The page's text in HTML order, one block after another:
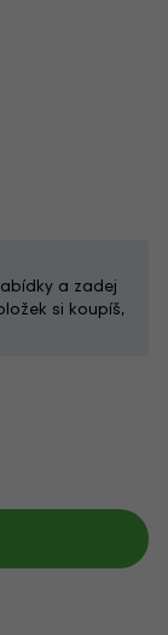
a zadej
si koupíš,